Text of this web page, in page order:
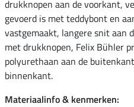
drukknopen aan de voorkant,
gevoerd is met teddybont en
vastgemaakt, langere snit
met drukknopen, Felix Bühler
polyurethaan aan de
binnenkant.
Materiaalinfo & kenmerken: